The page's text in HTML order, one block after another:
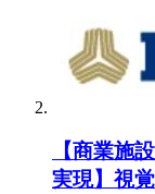
【商業施
実現】視